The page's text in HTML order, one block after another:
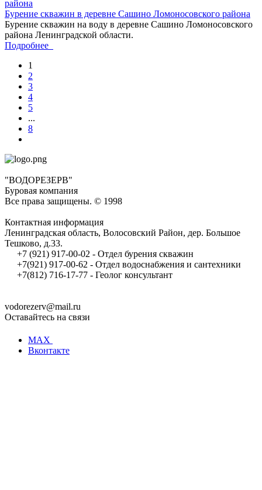
Бурение скважин в деревне Сашино Ломоносовского района
Бурение скважин на воду в деревне Сашино Ломоносовского
района Ленинградской области.
Подробнее
1
2
3
4
5
...
8
"ВОДОРЕЗЕРВ"
Буровая компания
Все права защищены. © 1998
Контактная информация
Ленинградская область, Волосовский Район, дер. Большое
Тешково, д.33.
+7 (921) 917-00-02 - Отдел бурения скважин
+7(921) 917-00-62 - Отдел водоснабжения и сантехники
+7(812) 716-17-77 - Геолог консультант
vodorezerv@mail.ru
Оставайтесь на связи
MAX
Вконтакте